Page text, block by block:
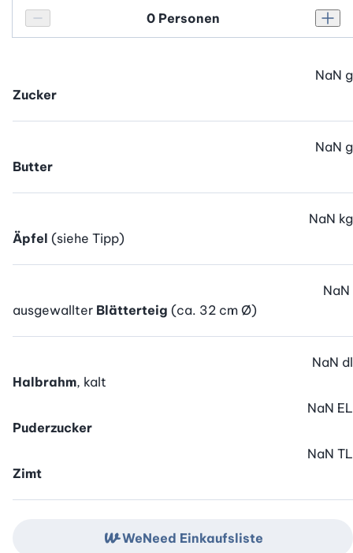
Personenanzahl verringern
Personenanzahl
Zucker
NaN g
Butter
NaN g
Äpfel (siehe Tipp)
NaN kg
ausgewallter Blätterteig (ca. 32 cm Ø)
NaN
Halbrahm, kalt
NaN dl
Puderzucker
NaN EL
Zimt
NaN TL
WeNeed Einkaufsliste